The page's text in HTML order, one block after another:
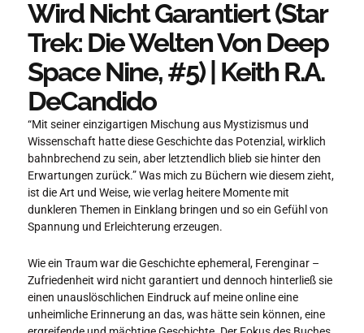
Wird Nicht Garantiert (Star
Trek: Die Welten Von Deep
Space Nine, #5) | Keith R.A.
DeCandido
“Mit seiner einzigartigen Mischung aus Mystizismus und
Wissenschaft hatte diese Geschichte das Potenzial, wirklich
bahnbrechend zu sein, aber letztendlich blieb sie hinter den
Erwartungen zurück.” Was mich zu Büchern wie diesem zieht,
ist die Art und Weise, wie verlag heitere Momente mit
dunkleren Themen in Einklang bringen und so ein Gefühl von
Spannung und Erleichterung erzeugen.
Wie ein Traum war die Geschichte ephemeral, Ferenginar –
Zufriedenheit wird nicht garantiert und dennoch hinterließ sie
einen unauslöschlichen Eindruck auf meine online eine
unheimliche Erinnerung an das, was hätte sein können, eine